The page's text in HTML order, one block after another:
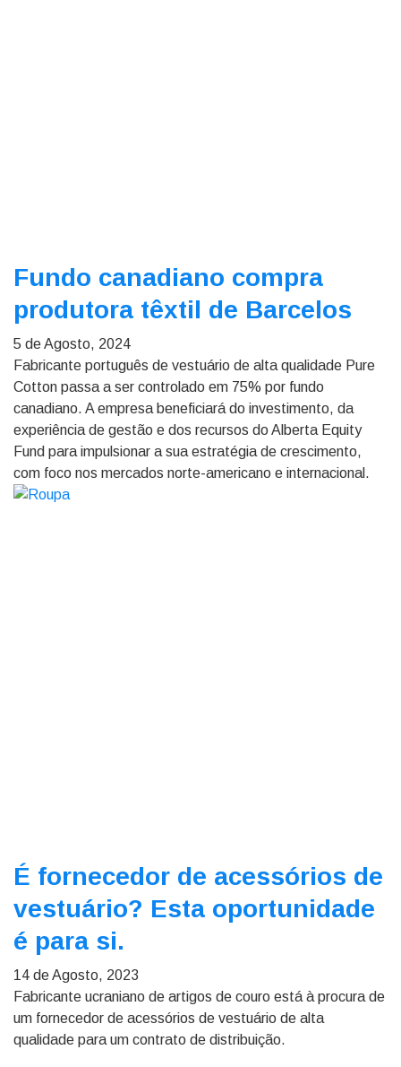
Fundo canadiano compra
produtora têxtil de Barcelos
5 de Agosto, 2024
Fabricante português de vestuário de alta qualidade Pure
Cotton passa a ser controlado em 75% por fundo
canadiano. A empresa beneficiará do investimento, da
experiência de gestão e dos recursos do Alberta Equity
Fund para impulsionar a sua estratégia de crescimento,
com foco nos mercados norte-americano e internacional.
É fornecedor de acessórios de
vestuário? Esta oportunidade
é para si.
14 de Agosto, 2023
Fabricante ucraniano de artigos de couro está à procura de
um fornecedor de acessórios de vestuário de alta
qualidade para um contrato de distribuição.